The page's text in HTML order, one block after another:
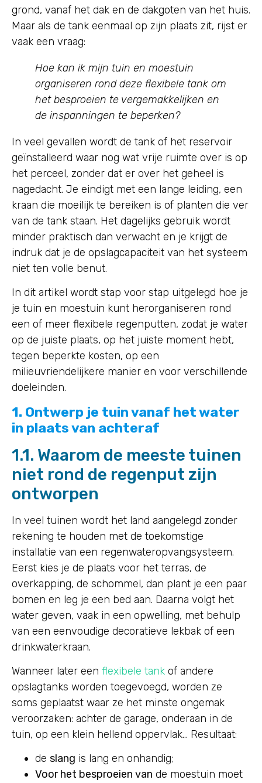
grond, vanaf het dak en de dakgoten van het huis.
Maar als de tank eenmaal op zijn plaats zit, rijst er
vaak een vraag:
Hoe kan ik mijn tuin en moestuin
organiseren rond deze flexibele tank om
het besproeien te vergemakkelijken en
de inspanningen te beperken?
In veel gevallen wordt de tank of het reservoir
geïnstalleerd waar nog wat vrije ruimte over is op
het perceel, zonder dat er over het geheel is
nagedacht. Je eindigt met een lange leiding, een
kraan die moeilijk te bereiken is of planten die ver
van de tank staan. Het dagelijks gebruik wordt
minder praktisch dan verwacht en je krijgt de
indruk dat je de opslagcapaciteit van het systeem
niet ten volle benut.
In dit artikel wordt stap voor stap uitgelegd hoe je
je tuin en moestuin kunt herorganiseren rond
een of meer flexibele regenputten, zodat je water
op de juiste plaats, op het juiste moment hebt,
tegen beperkte kosten, op een
milieuvriendelijkere manier en voor verschillende
doeleinden.
1. Ontwerp je tuin vanaf het water
in plaats van achteraf
1.1. Waarom de meeste tuinen
niet rond de regenput zijn
ontworpen
In veel tuinen wordt het land aangelegd zonder
rekening te houden met de toekomstige
installatie van een regenwateropvangsysteem.
Eerst kies je de plaats voor het terras, de
overkapping, de schommel, dan plant je een paar
bomen en leg je een bed aan. Daarna volgt het
water geven, vaak in een opwelling, met behulp
van een eenvoudige decoratieve lekbak of een
drinkwaterkraan.
Wanneer later een flexibele tank of andere
opslagtanks worden toegevoegd, worden ze
soms geplaatst waar ze het minste ongemak
veroorzaken: achter de garage, onderaan in de
tuin, op een klein hellend oppervlak… Resultaat:
de slang is lang en onhandig;
Voor het besproeien van de moestuin moet